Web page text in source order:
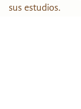
sus estudios.